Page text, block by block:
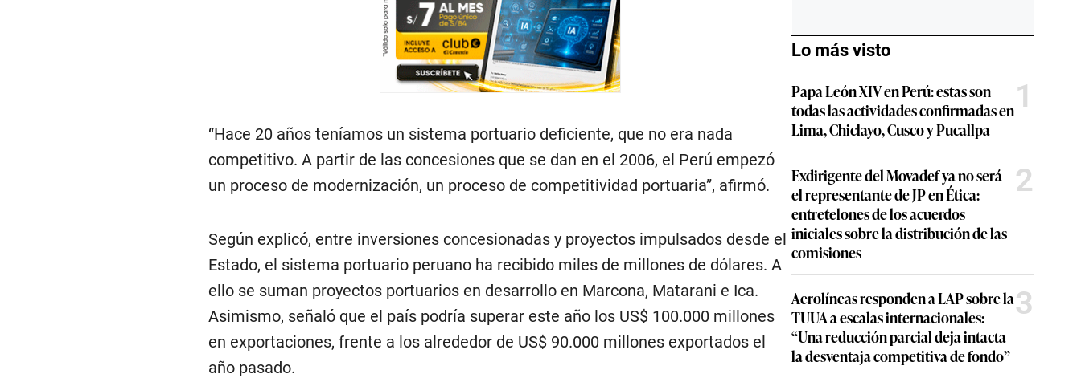
“Hace 20 años teníamos un sistema portuario deficiente, que no era nada
competitivo. A partir de las concesiones que se dan en el 2006, el Perú empezó
un proceso de modernización, un proceso de competitividad portuaria”, afirmó.
Según explicó, entre inversiones concesionadas y proyectos impulsados desde el
Estado, el sistema portuario peruano ha recibido miles de millones de dólares. A
ello se suman proyectos portuarios en desarrollo en Marcona, Matarani e Ica.
Asimismo, señaló que el país podría superar este año los US$ 100.000 millones
en exportaciones, frente a los alrededor de US$ 90.000 millones exportados el
año pasado.
Lo más visto
Papa León XIV en Perú: estas son
todas las actividades confirmadas en
Lima, Chiclayo, Cusco y Pucallpa
1
Exdirigente del Movadef ya no será
el representante de JP en Ética:
entretelones de los acuerdos
iniciales sobre la distribución de las
comisiones
2
Aerolíneas responden a LAP sobre la
TUUA a escalas internacionales:
“Una reducción parcial deja intacta
la desventaja competitiva de fondo”
3